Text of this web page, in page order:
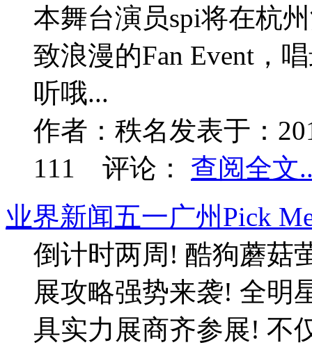
本舞台演员spi将在杭
致浪漫的Fan Event，
听哦...
作者： 秩名发表于：
111 评论：
查阅全文
业界新闻五一广州Pick
倒计时两周! 酷狗蘑菇
展攻略强势来袭! 全明
具实力展商齐参展! 不